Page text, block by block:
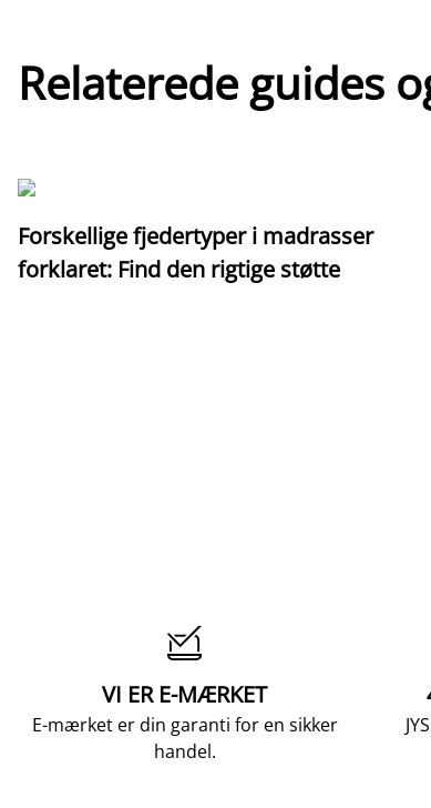
Relaterede guides
Forskellige fjedertyper i madrasser
forklaret: Find den rigtige støtte

VI ER E-MÆRKET
E-mærket er din garanti for en sikker
handel.